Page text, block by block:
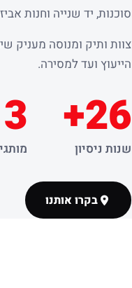
סוכנות, יד שנייה וחנות
צוות ותיק ומנוסה מעניק
הייעוץ ועד למסירה.
26+
שנות ניסיון
3
בקרו אותנו